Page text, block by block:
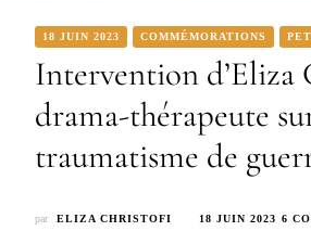
18 JUIN 2023 COMMÉMORATIONS
Intervention d’Eliza
drama-thérapeute
traumatisme de
par ELIZA CHRISTOFI 18 JUIN 2023 6